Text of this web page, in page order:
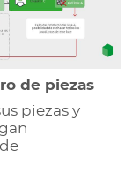
de piezas
piezas y